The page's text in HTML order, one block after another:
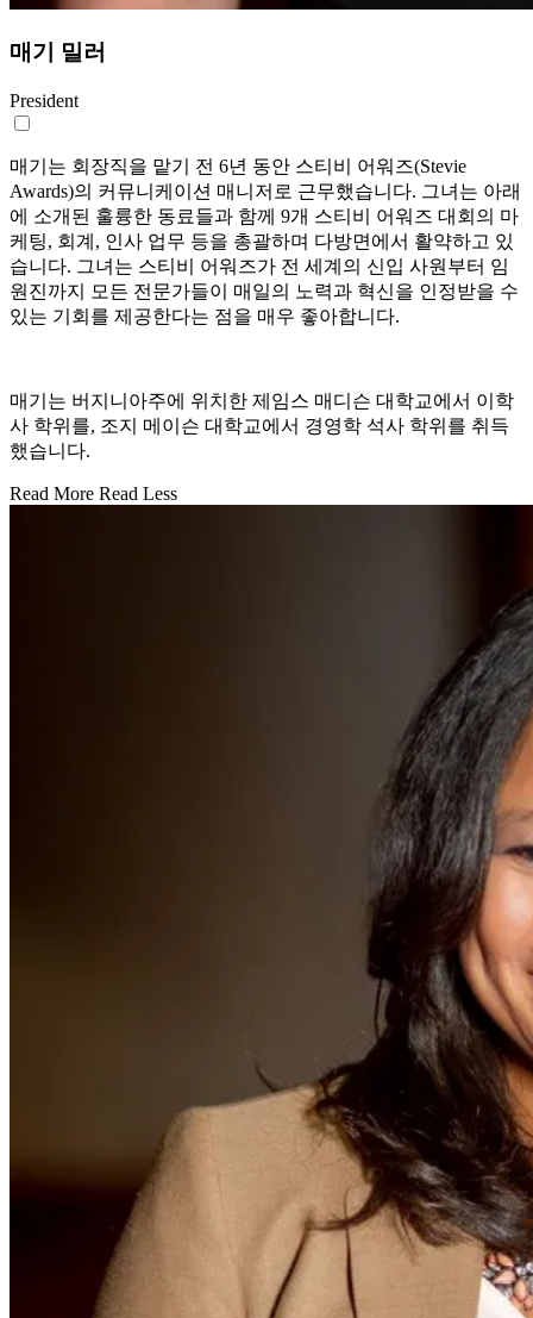
매기 밀러
President
매기는 회장직을 맡기 전 6년 동안 스티비 어워즈(Stevie
Awards)의 커뮤니케이션 매니저로 근무했습니다. 그녀는 아래
에 소개된 훌륭한 동료들과 함께 9개 스티비 어워즈 대회의 마
케팅, 회계, 인사 업무 등을 총괄하며 다방면에서 활약하고 있
습니다. 그녀는 스티비 어워즈가 전 세계의 신입 사원부터 임
원진까지 모든 전문가들이 매일의 노력과 혁신을 인정받을 수
있는 기회를 제공한다는 점을 매우 좋아합니다.
매기는 버지니아주에 위치한 제임스 매디슨 대학교에서 이학
사 학위를, 조지 메이슨 대학교에서 경영학 석사 학위를 취득
했습니다.
Read More Read Less